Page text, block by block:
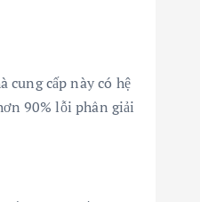
cung cấp này có hệ
90% lỗi phân giải